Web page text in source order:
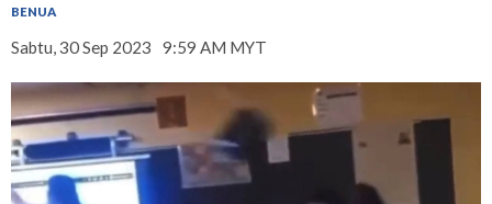
BENUA
Sabtu, 30 Sep 2023 9:59 AM MYT